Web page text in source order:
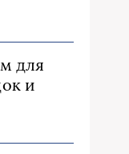
для
и